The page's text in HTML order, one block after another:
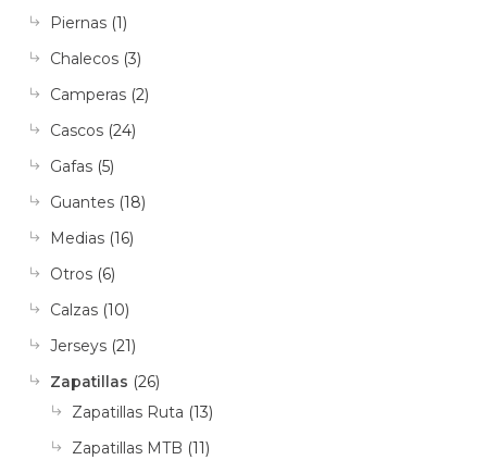
Piernas (1)
Chalecos (3)
Camperas (2)
Cascos (24)
Gafas (5)
Guantes (18)
Medias (16)
Otros (6)
Calzas (10)
Jerseys (21)
Zapatillas (26)
Zapatillas Ruta (13)
Zapatillas MTB (11)